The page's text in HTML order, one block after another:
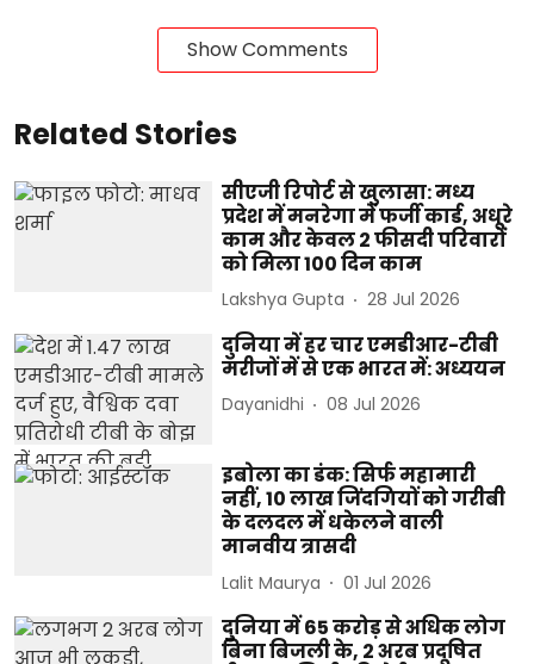
Show Comments
Related Stories
सीएजी रिपोर्ट से खुलासा: मध्य
प्रदेश में मनरेगा में फर्जी कार्ड, अधूरे
काम और केवल 2 फीसदी परिवारों
को मिला 100 दिन काम
Lakshya Gupta 28 Jul 2026
दुनिया में हर चार एमडीआर-टीबी
मरीजों में से एक भारत में: अध्ययन
Dayanidhi 08 Jul 2026
इबोला का डंक: सिर्फ महामारी
नहीं, 10 लाख जिंदगियों को गरीबी
के दलदल में धकेलने वाली
मानवीय त्रासदी
Lalit Maurya 01 Jul 2026
दुनिया में 65 करोड़ से अधिक लोग
बिना बिजली के, 2 अरब प्रदूषित